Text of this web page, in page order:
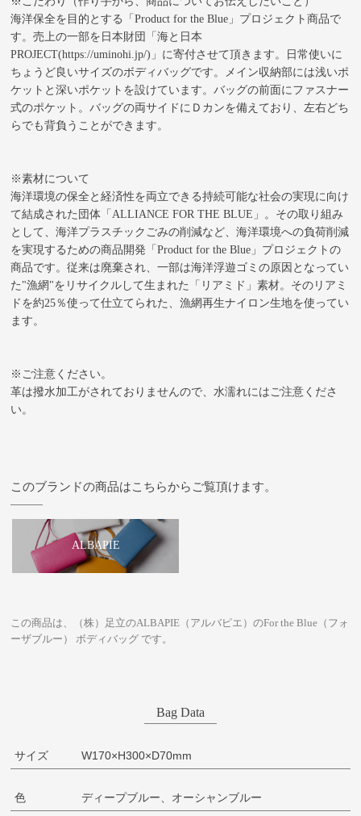
海洋保全を目的とする「Product for the Blue」プロジェクト商品で
す。売上の一部を日本財団「海と日本
PROJECT(https://uminohi.jp/)」に寄付させて頂きます。日常使いに
ちょうど良いサイズのボディバッグです。メイン収納部には浅いポ
ケットと深いポケットを設けています。バッグの前面にファスナー
式のポケット。バッグの両サイドにＤカンを備えており、左右どち
らでも背負うことができます。
※素材について
海洋環境の保全と経済性を両立できる持続可能な社会の実現に向け
て結成された団体「ALLIANCE FOR THE BLUE」。その取り組み
として、海洋プラスチックごみの削減など、海洋環境への負荷削減
を実現するための商品開発「Product for the Blue」プロジェクトの
商品です。従来は廃棄され、一部は海洋浮遊ゴミの原因となってい
た"漁網"をリサイクルして生まれた「リアミド」素材。そのリアミ
ドを約25％使って仕立てられた、漁網再生ナイロン生地を使ってい
ます。
※ご注意ください。
革は撥水加工がされておりませんので、水濡れにはご注意くださ
い。
このブランドの商品はこちらからご覧頂けます。
ALBAPIE
この商品は、（株）足立のALBAPIE（アルバピエ）のFor the Blue（フォ
ーザブルー） ボディバッグ です。
Bag Data
サイズ W170×H300×D70mm
色 ディープブルー、オーシャンブルー